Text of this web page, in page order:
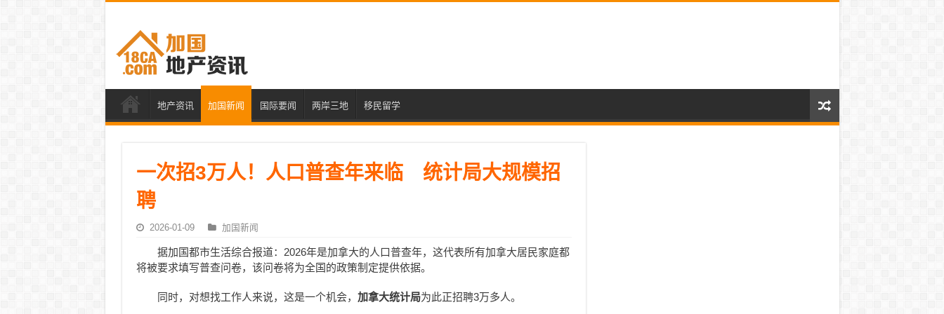
地产资讯 加国新闻 国际要闻 两岸三地 移民留学
一次招3万人！人口普查年来临 统计局大规模招
聘
2026-01-09 加国新闻
据加国都市生活综合报道：2026年是加拿大的人口普查年，这代表所有加拿大居民家庭都
将被要求填写普查问卷，该问卷将为全国的政策制定提供依据。
同时，对想找工作人来说，这是一个机会， 加拿大统计局为此正招聘3万多人。